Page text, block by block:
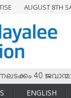
AUGUST 8TH
40
ENGLISH